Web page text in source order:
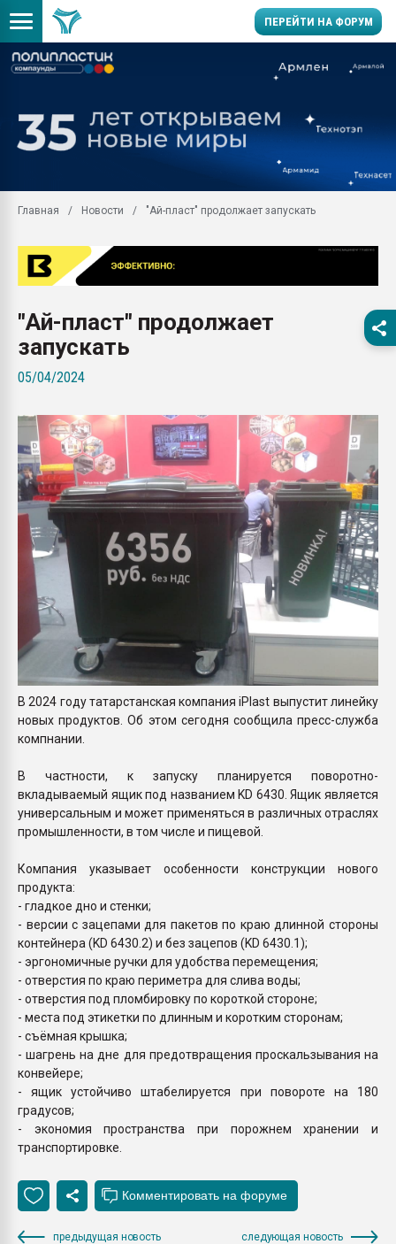
ПЕРЕЙТИ НА ФОРУМ
производство SPC
цикла
заводу пластмасс"
Помощь в подборе
Вакуум-формовочные
первый план в
бутылок
ПЕРЕЙТИ НА
Главная Новости "Ай-пласт" продолжает запускать
"Ай-пласт" продолжает
запускать
05/04/2024
В 2024 году татарстанская компания iPlast выпустит линейку
новых продуктов. Об этом сегодня сообщила пресс-служба
компнании.
В частности, к запуску планируется поворотно-
вкладываемый ящик под названием KD 6430. Ящик является
универсальным и может применяться в различных отраслях
промышленности, в том числе и пищевой.
Компания указывает особенности конструкции нового
продукта:
- гладкое дно и стенки;
- версии с зацепами для пакетов по краю длинной стороны
контейнера (KD 6430.2) и без зацепов (KD 6430.1);
- эргономичные ручки для удобства перемещения;
- отверстия по краю периметра для слива воды;
- отверстия под пломбировку по короткой стороне;
- места под этикетки по длинным и коротким сторонам;
- съёмная крышка;
- шагрень на дне для предотвращения проскальзывания на
конвейере;
- ящик устойчиво штабелируется при повороте на 180
градусов;
- экономия пространства при порожнем хранении и
транспортировке.
предыдущая новость следующая новость